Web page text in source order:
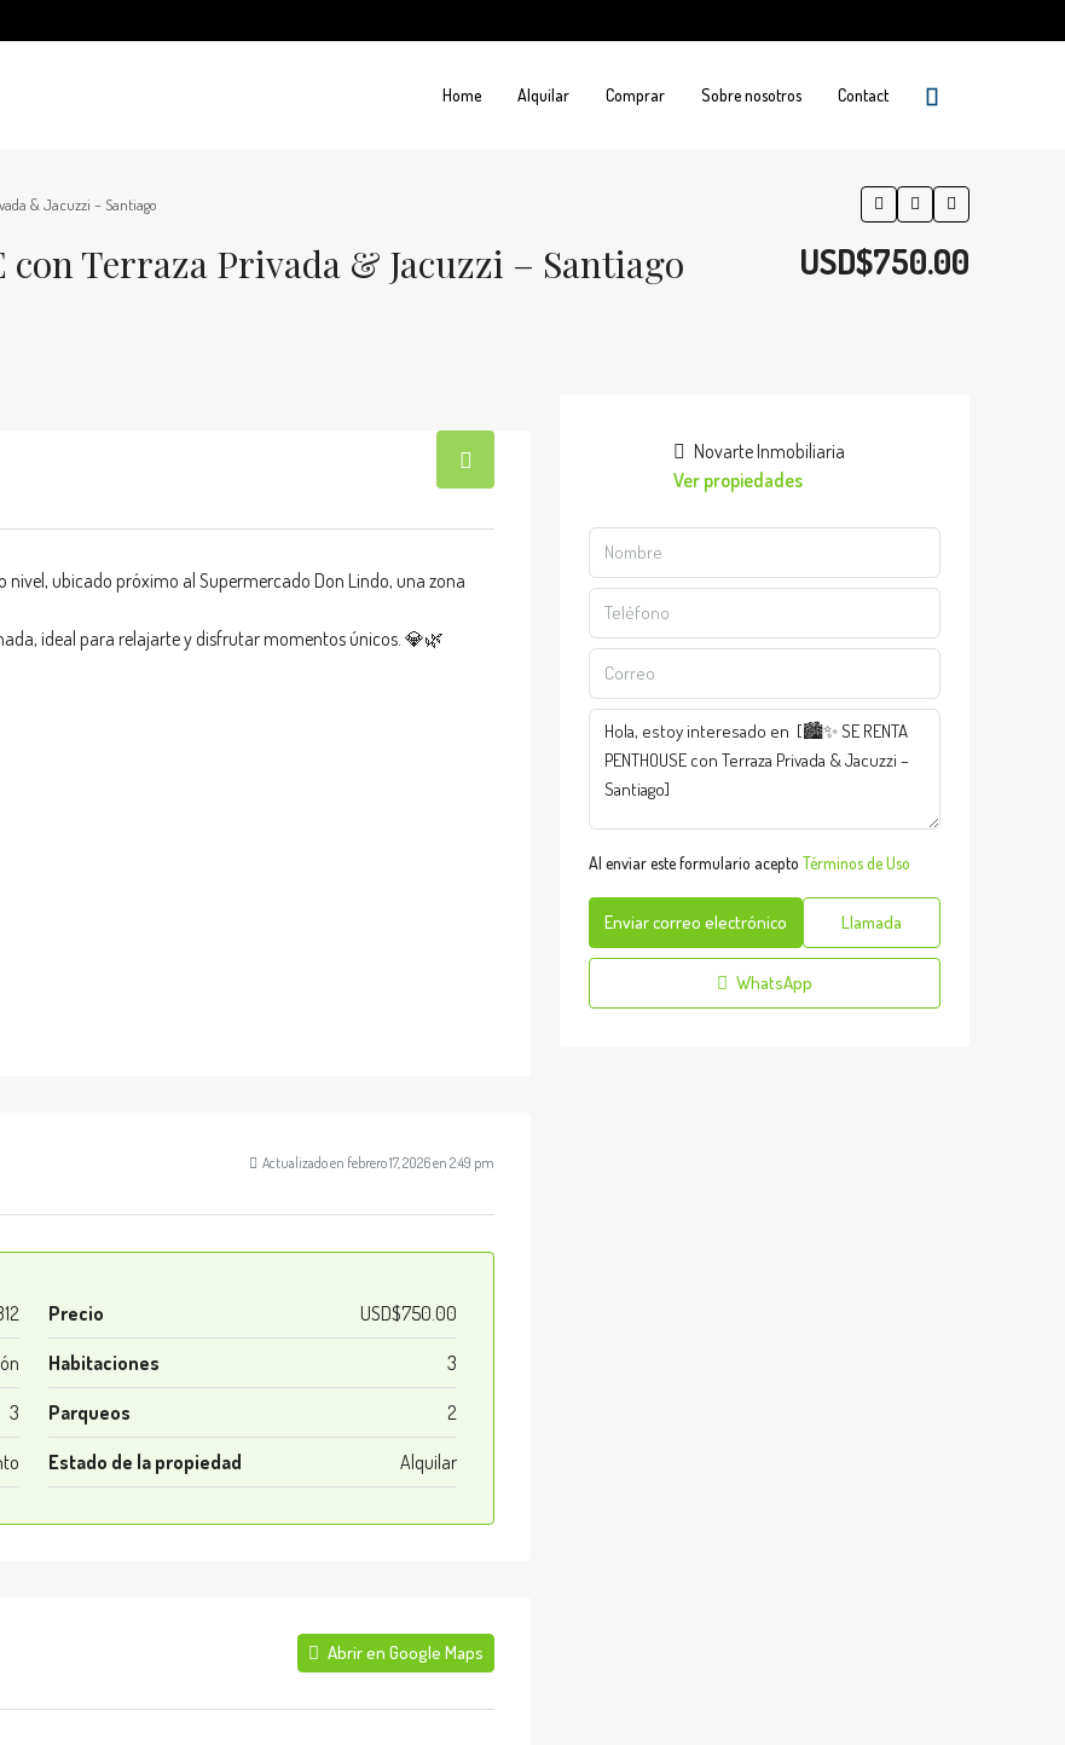
Home Alquilar Comprar Sobre nosotros Contact
& Jacuzzi – Santiago
con Terraza Privada & Jacuzzi – Santiago USD$750.00
ubicado próximo al Supermercado Don Lindo, una zona
ideal para relajarte y disfrutar momentos únicos. 💎🌿
Actualizado en febrero 17, 2026 en 2:49 pm
Precio USD$750.00
Habitaciones 3
3 Parqueos 2
Estado de la propiedad Alquilar
Abrir en Google Maps
Novarte Inmobiliaria
Ver propiedades
Al enviar este formulario acepto Términos de Uso
Enviar correo electrónico Llamada
WhatsApp